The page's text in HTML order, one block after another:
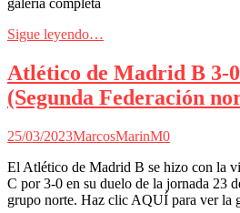
galería completa
Sigue leyendo…
Atlético de Madrid B 3-
(Segunda Federación
25/03/2023MarcosMarinM0
El Atlético de Madrid B se hizo con la
C por 3-0 en su duelo de la jornada 23
grupo norte. Haz clic AQUÍ para ver la